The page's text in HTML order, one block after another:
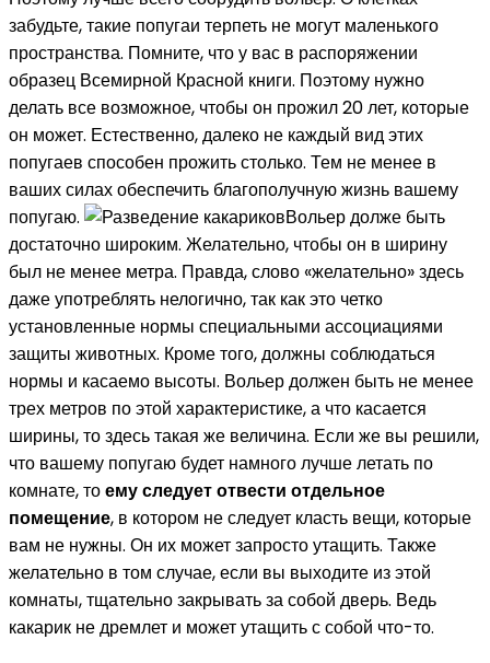
забудьте, такие попугаи терпеть не могут маленького
пространства. Помните, что у вас в распоряжении
образец Всемирной Красной книги. Поэтому нужно
делать все возможное, чтобы он прожил 20 лет, которые
он может. Естественно, далеко не каждый вид этих
попугаев способен прожить столько. Тем не менее в
ваших силах обеспечить благополучную жизнь вашему
попугаю.
Вольер долже быть
достаточно широким. Желательно, чтобы он в ширину
был не менее метра. Правда, слово «желательно» здесь
даже употреблять нелогично, так как это четко
установленные нормы специальными ассоциациями
защиты животных. Кроме того, должны соблюдаться
нормы и касаемо высоты. Вольер должен быть не менее
трех метров по этой характеристике, а что касается
ширины, то здесь такая же величина. Если же вы решили,
что вашему попугаю будет намного лучше летать по
комнате, тоему следует отвести отдельное
помещение, в котором не следует класть вещи, которые
вам не нужны. Он их может запросто утащить. Также
желательно в том случае, если вы выходите из этой
комнаты, тщательно закрывать за собой дверь. Ведь
какарик не дремлет и может утащить с собой что-то.